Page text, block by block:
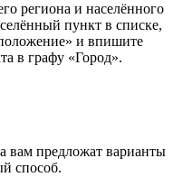
региона и населённого
пункт в списке,
и впишите
в графу «Город».
вам предложат варианты
способ.